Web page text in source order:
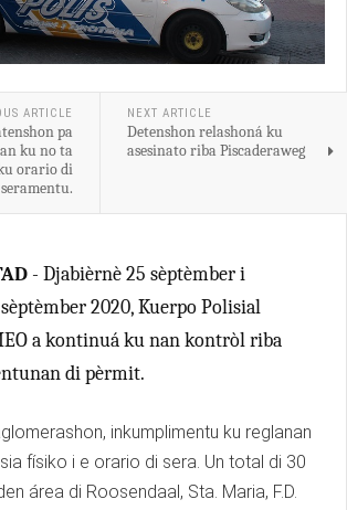
ARTICLE
pa
ku no ta
orario di
seramentu.
NEXT ARTICLE
Detenshon relashoná ku
asesinato riba Piscaderaweg
- Djabièrnè 25 sèptèmber i
2020, Kuerpo Polisial
a kontinuá ku nan kontròl riba
di pèrmit.
inkumplimentu ku reglanan
físiko i e orario di sera. Un total di 30
área di Roosendaal, Sta. Maria, F.D.